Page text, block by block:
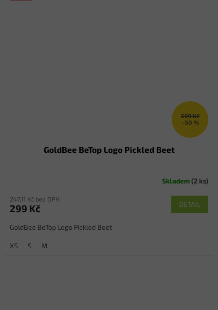
599 Kč
–50 %
GoldBee BeTop Logo Pickled Beet
Skladem(2 ks)
247,11 Kč bez DPH
299 Kč DETAIL
GoldBee BeTop Logo Pickled Beet
XS S M